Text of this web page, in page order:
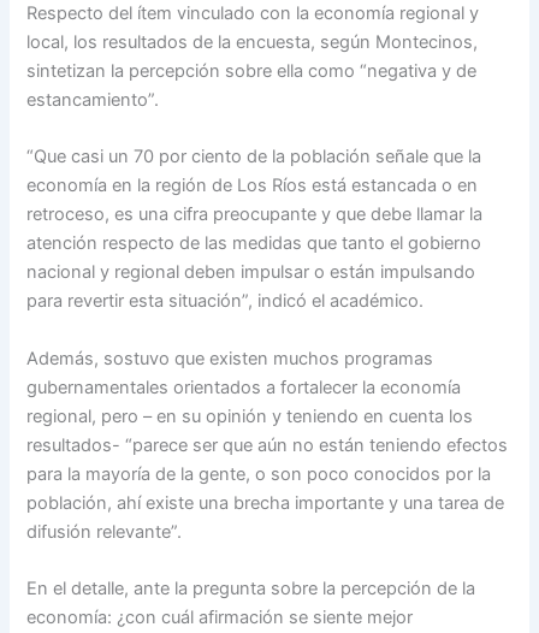
Respecto del ítem vinculado con la economía regional y
local, los resultados de la encuesta, según Montecinos,
sintetizan la percepción sobre ella como “negativa y de
estancamiento”.
“Que casi un 70 por ciento de la población señale que la
economía en la región de Los Ríos está estancada o en
retroceso, es una cifra preocupante y que debe llamar la
atención respecto de las medidas que tanto el gobierno
nacional y regional deben impulsar o están impulsando
para revertir esta situación”, indicó el académico.
Además, sostuvo que existen muchos programas
gubernamentales orientados a fortalecer la economía
regional, pero – en su opinión y teniendo en cuenta los
resultados- “parece ser que aún no están teniendo efectos
para la mayoría de la gente, o son poco conocidos por la
población, ahí existe una brecha importante y una tarea de
difusión relevante”.
En el detalle, ante la pregunta sobre la percepción de la
economía: ¿con cuál afirmación se siente mejor